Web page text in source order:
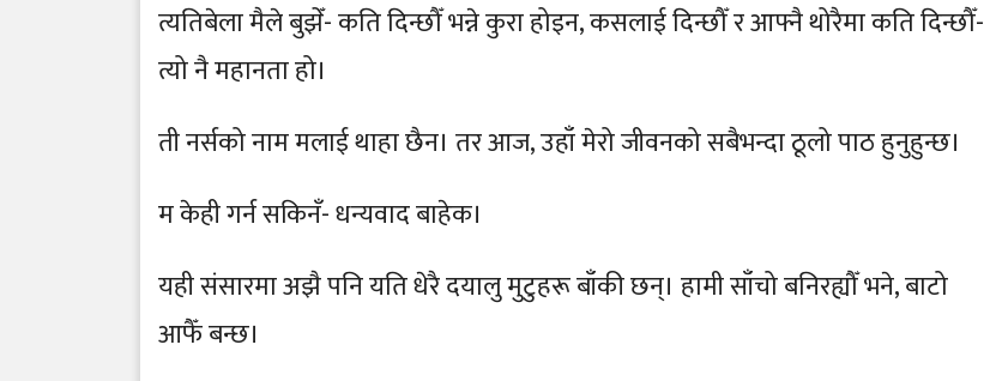
त्यतिबेला मैले बुझेँ- कति दिन्छौँ भन्ने कुरा होइन, कसलाई दिन्छौँ र आफ्नै थोरैमा कति दिन्छौँ-
त्यो नै महानता हो।
ती नर्सको नाम मलाई थाहा छैन। तर आज, उहाँ मेरो जीवनको सबैभन्दा ठूलो पाठ हुनुहुन्छ।
म केही गर्न सकिनँ- धन्यवाद बाहेक।
यही संसारमा अझै पनि यति धेरै दयालु मुटुहरू बाँकी छन्। हामी साँचो बनिरह्यौँ भने, बाटो
आफैँ बन्छ।